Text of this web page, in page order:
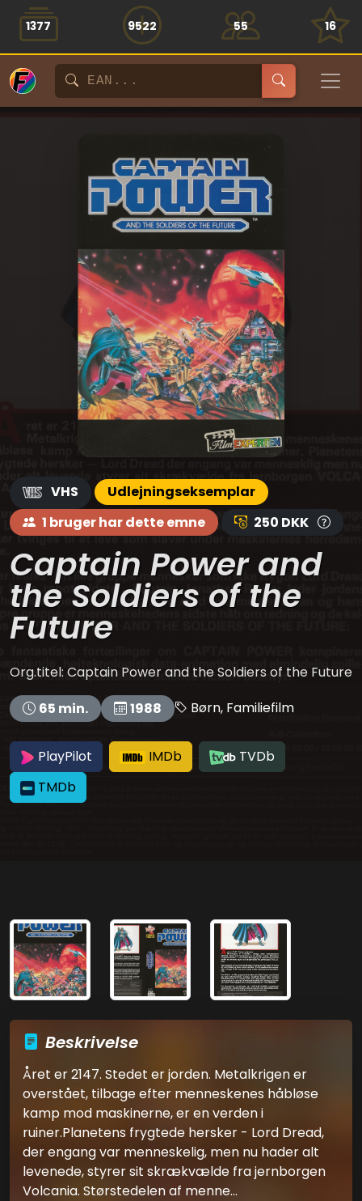
1377 9522 55 16
VHS
Udlejningseksemplar
1 bruger har dette emne
250 DKK
Captain Power and
the Soldiers of the
Future
Org.titel: Captain Power and the Soldiers of the Future
65 min.
1988 Børn, Familiefilm
PlayPilot IMDb
TVDb
TMDb
Beskrivelse
Året er 2147. Stedet er jorden. Metalkrigen er
overstået, tilbage efter menneskenes håbløse
kamp mod maskinerne, er en verden i
ruiner.Planetens frygtede hersker - Lord Dread,
der engang var menneskelig, men nu hader alt
levenede, styrer sit skrækvælde fra jernborgen
Volcania. Størstedelen af menne...